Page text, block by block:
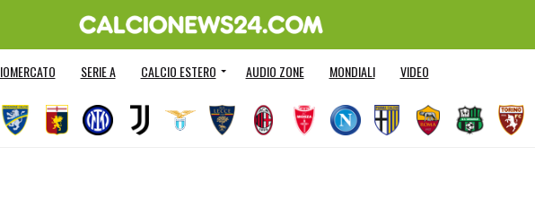
SERIE A CALCIO ESTERO AUDIO ZONE MONDIALI VIDEO